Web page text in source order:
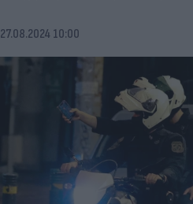
27.08.2024 10:00